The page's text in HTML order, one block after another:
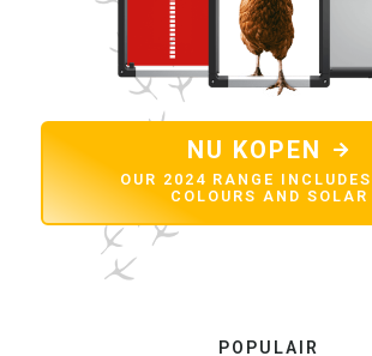
NU KOPEN
OUR 2024 RANGE
COLOURS AND SOLAR
POPULAIR